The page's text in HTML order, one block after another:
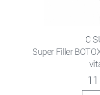
C
Super Filler